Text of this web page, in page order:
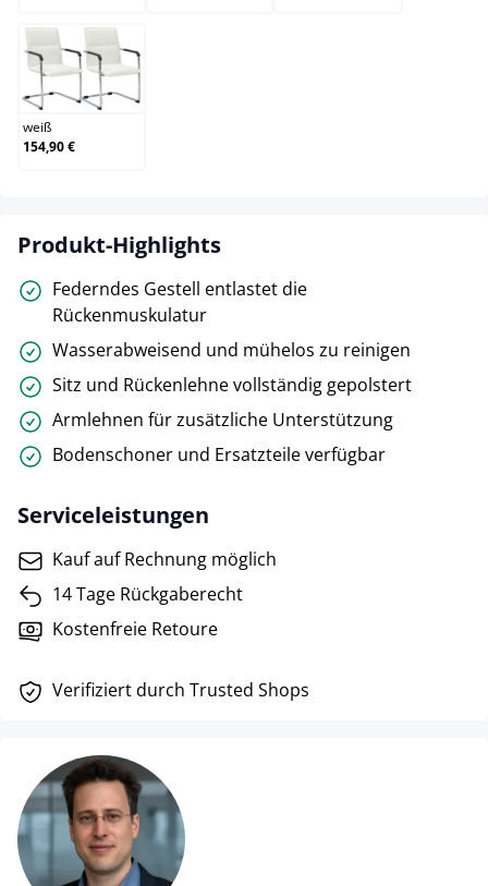
weiß
weiß
154,90 €
Produkt-Highlights
Federndes Gestell entlastet die
Rückenmuskulatur
Wasserabweisend und mühelos zu reinigen
Sitz und Rückenlehne vollständig gepolstert
Armlehnen für zusätzliche Unterstützung
Bodenschoner und Ersatzteile verfügbar
Serviceleistungen
Kauf auf Rechnung möglich
14 Tage Rückgaberecht
Kostenfreie Retoure
Verifiziert durch Trusted Shops